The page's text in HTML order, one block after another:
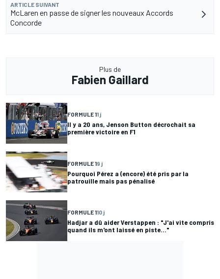
ARTICLE SUIVANT
McLaren en passe de signer les nouveaux Accords
Concorde
Plus de
Fabien Gaillard
FORMULE 11 j
Il y a 20 ans, Jenson Button décrochait sa
première victoire en F1
FORMULE 19 j
Pourquoi Pérez a (encore) été pris par la
patrouille mais pas pénalisé
FORMULE 110 j
Hadjar a dû aider Verstappen : "J'ai vite compris
quand ils m'ont laissé en piste..."